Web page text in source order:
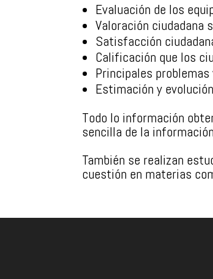
Evaluación de los
Valoración ciudadana
Satisfacción
Calificación que los
Principales
Estimación y
Todo lo información
sencilla de la
También se realizan
cuestión en materias